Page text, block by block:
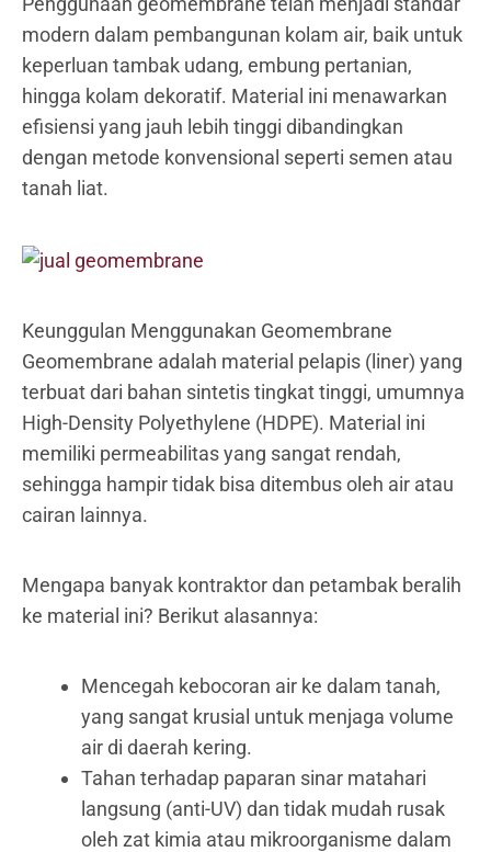
modern dalam pembangunan kolam air, baik untuk
keperluan tambak udang, embung pertanian,
hingga kolam dekoratif. Material ini menawarkan
efisiensi yang jauh lebih tinggi dibandingkan
dengan metode konvensional seperti semen atau
tanah liat.
Keunggulan Menggunakan Geomembrane
Geomembrane adalah material pelapis (liner) yang
terbuat dari bahan sintetis tingkat tinggi, umumnya
High-Density Polyethylene (HDPE). Material ini
memiliki permeabilitas yang sangat rendah,
sehingga hampir tidak bisa ditembus oleh air atau
cairan lainnya.
Mengapa banyak kontraktor dan petambak beralih
ke material ini? Berikut alasannya:
Mencegah kebocoran air ke dalam tanah,
yang sangat krusial untuk menjaga volume
air di daerah kering.
Tahan terhadap paparan sinar matahari
langsung (anti-UV) dan tidak mudah rusak
oleh zat kimia atau mikroorganisme dalam